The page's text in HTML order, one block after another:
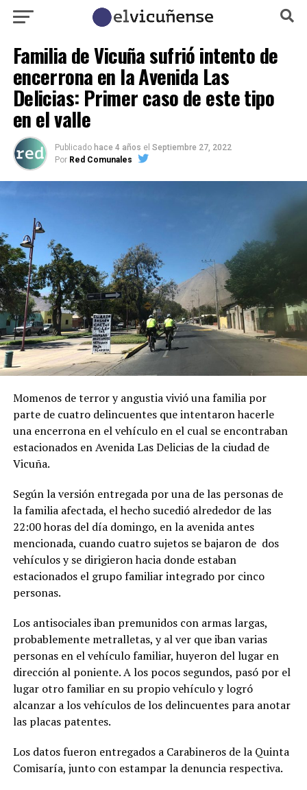
Familia de Vicuña sufrió intento de
encerrona en la Avenida Las
Delicias: Primer caso de este tipo
en el valle
Publicado hace 4 años el Septiembre 27, 2022
Por Red Comunales
Momenos de terror y angustia vivió una familia por
parte de cuatro delincuentes que intentaron hacerle
una encerrona en el vehículo en el cual se encontraban
estacionados en Avenida Las Delicias de la ciudad de
Vicuña.
Según la versión entregada por una de las personas de
la familia afectada, el hecho sucedió alrededor de las
22:00 horas del día domingo, en la avenida antes
mencionada, cuando cuatro sujetos se bajaron de dos
vehículos y se dirigieron hacia donde estaban
estacionados el grupo familiar integrado por cinco
personas.
Los antisociales iban premunidos con armas largas,
probablemente metralletas, y al ver que iban varias
personas en el vehículo familiar, huyeron del lugar en
dirección al poniente. A los pocos segundos, pasó por el
lugar otro familiar en su propio vehículo y logró
alcanzar a los vehículos de los delincuentes para anotar
las placas patentes.
Los datos fueron entregados a Carabineros de la Quinta
Comisaría, junto con estampar la denuncia respectiva.